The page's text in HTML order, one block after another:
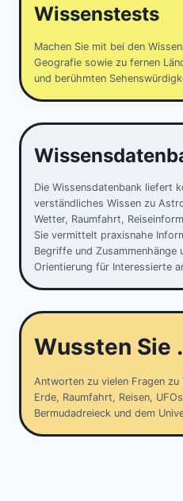
Wissenstests
Machen Sie mit bei den
Geografie sowie zu fernen
und berühmten
Die Wissensdatenbank liefert
verständliches Wissen zu
Wetter, Raumfahrt,
Sie vermittelt praxisnahe
Begriffe und Zusammenhänge
Orientierung für Interessierte
Wussten Sie
Antworten zu vielen Fragen
Erde, Raumfahrt, Reisen,
Bermudadreieck und dem